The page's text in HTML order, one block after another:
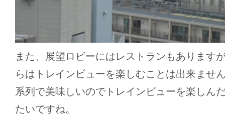
また、展望ロビーにはレストランもあります
らはトレインビューを楽しむことは出来ませ
系列で美味しいのでトレインビューを楽しん
たいですね。